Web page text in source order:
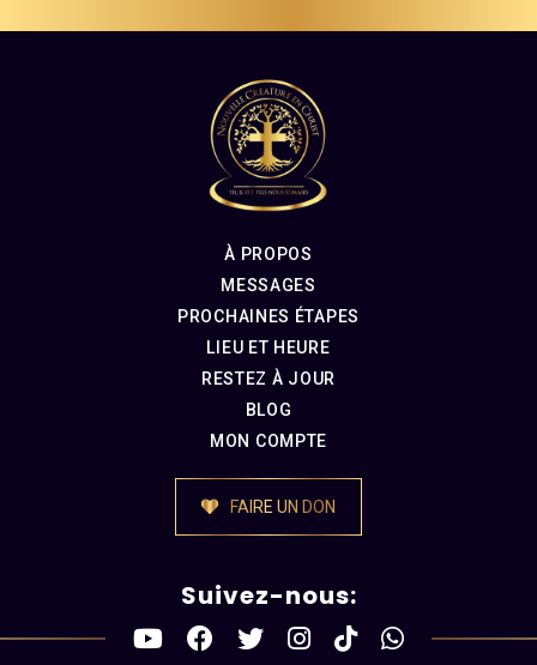
À PROPOS
MESSAGES
PROCHAINES ÉTAPES
LIEU ET HEURE
RESTEZ À JOUR
BLOG
MON COMPTE
FAIRE UN DON
Suivez-nous: